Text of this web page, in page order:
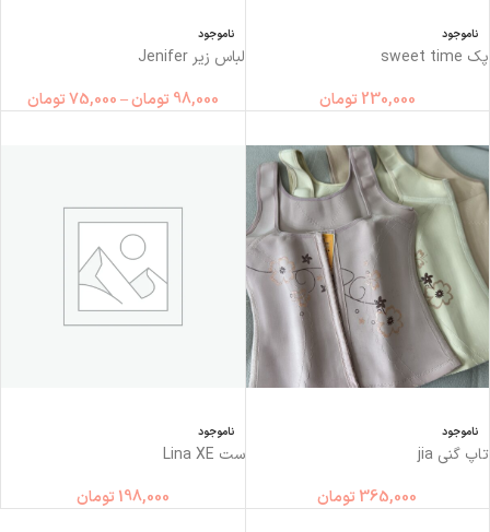
ناموجود
پک sweet time
230,000 تومان
ناموجود
لباس زیر Jenifer
98,000 تومان–
75,000تومان
ناموجود
تاپ گني jia
365,000 تومان
ناموجود
ست Lina XE
198,000 تومان